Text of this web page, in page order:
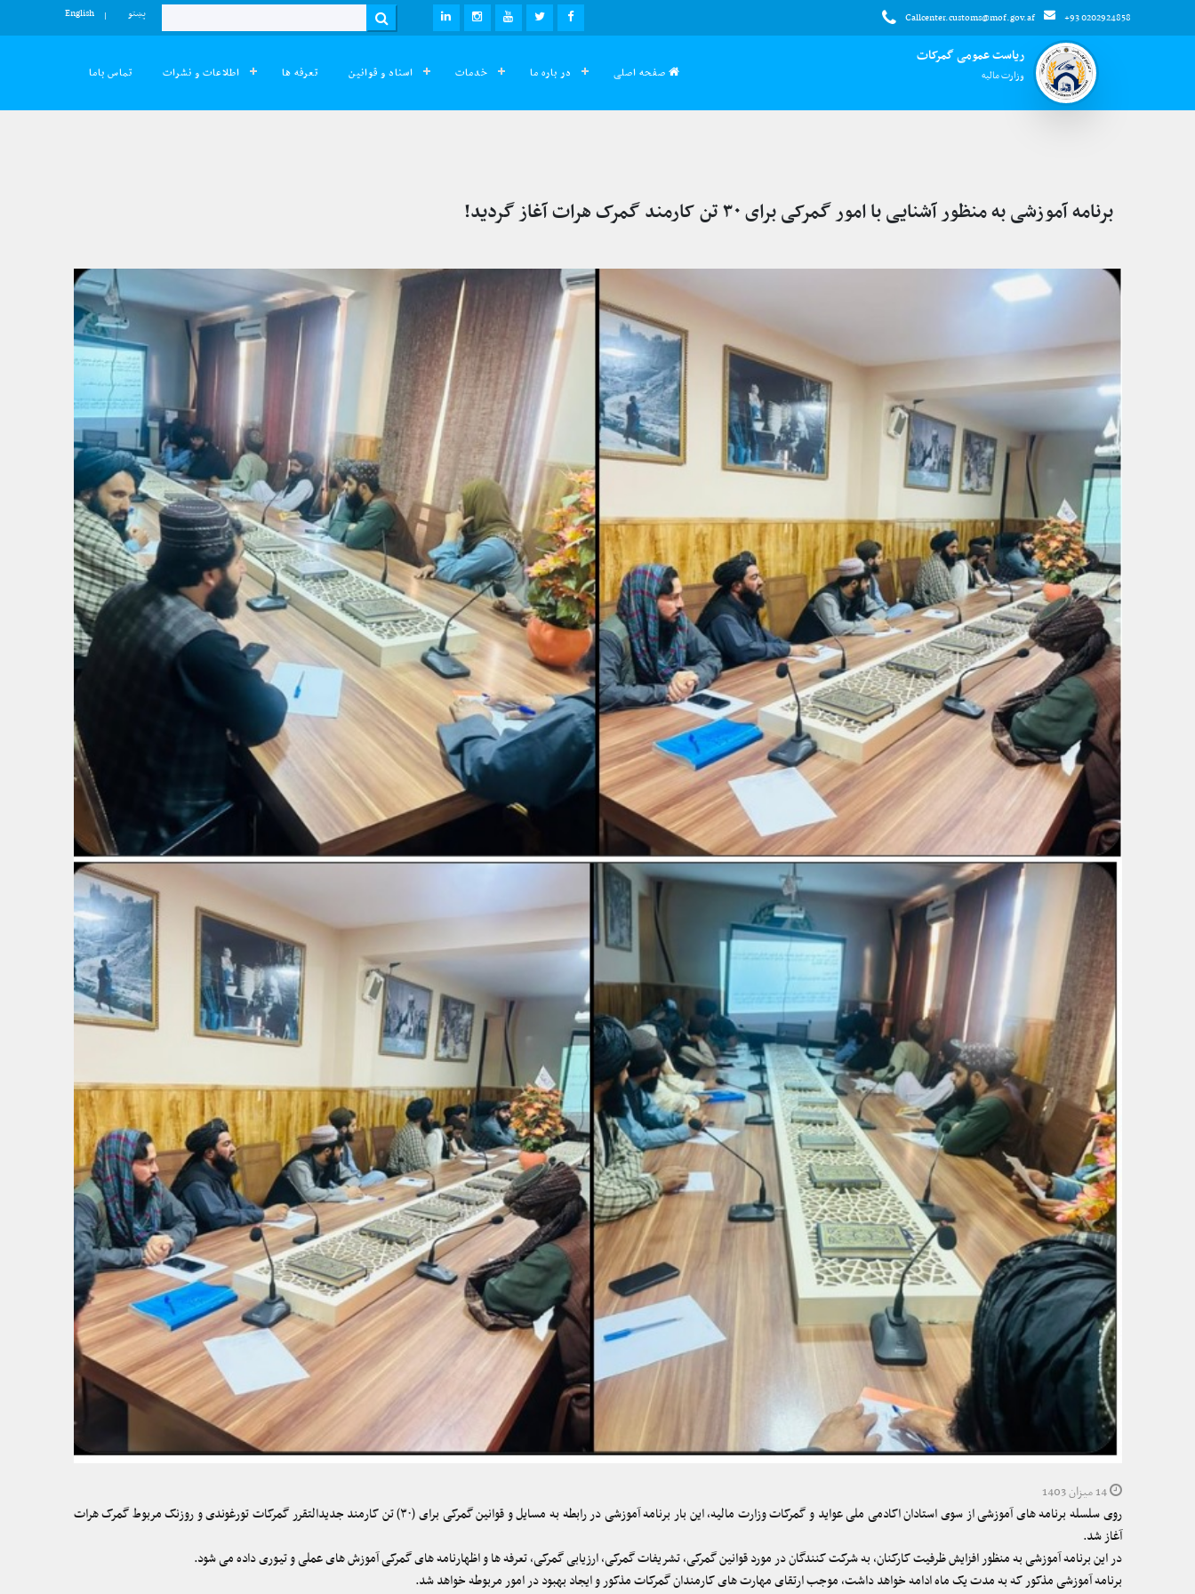
Callcenter.customs@mof.gov.af +93 0202924858
Search
پښتو English
ریاست عمومی گمرکات
وزارت مالیه صفحه اصلی در باره ما خدمات اسناد و قوانین تعرفه ها اطلاعات و نشرات تماس باما
برنامه آموزشی به منظور آشنایی با امور گمرکی برای ۳۰ تن کارمند گمرک هرات آغاز گردید!
14 میزان 1403
روی سلسله برنامه های آموزشی از سوی استادان اکادمی ملی عواید و گمرکات وزارت مالیه، این بار برنامه آموزشی در رابطه به مسایل و قوانین گمرکی برای (۳۰) تن کارمند جدیدالتقرر گمرکات تورغوندی و روزنک مربوط گمرک هرات
آغاز شد.
در این برنامه آموزشی به منظور افزایش ظرفیت کارکنان، به شرکت کنندگان در مورد قوانین گمرکی، تشریفات گمرکی، ارزیابی گمرکی، تعرفه ها و اظهارنامه های گمرکی آموزش های عملی و تیوری داده می شود.
برنامه آموزشی مذکور که به مدت یک ماه ادامه خواهد داشت، موجب ارتقای مهارت های کارمندان گمرکات مذکور و ایجاد بهبود در امور مربوطه خواهد شد.